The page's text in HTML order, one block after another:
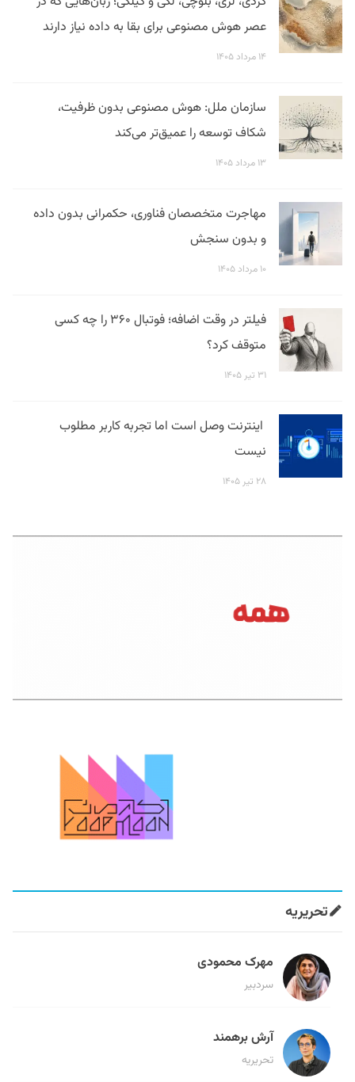
عصر هوش مصنوعی برای بقا به داده نیاز دارند
۱۴ مرداد ۱۴۰۵
سازمان ملل: هوش مصنوعی بدون ظرفیت،
شکاف توسعه را عمیق‌تر می‌کند
۱۳ مرداد ۱۴۰۵
مهاجرت متخصصان فناوری، حکمرانی بدون داده
و بدون سنجش
۱۰ مرداد ۱۴۰۵
فیلتر در وقت اضافه؛ فوتبال ۳۶۰ را چه کسی
متوقف کرد؟
۳۱ تیر ۱۴۰۵
اینترنت وصل است اما تجربه کاربر مطلوب
نیست
۲۸ تیر ۱۴۰۵
تحریریه
مهرک محمودی
سردبیر
آرش برهمند
تحریریه